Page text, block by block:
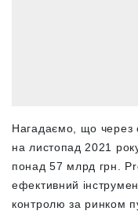
Нагадаємо, що через
на листопад 2021
понад 57 млрд грн.
ефективний
контролю за ринком